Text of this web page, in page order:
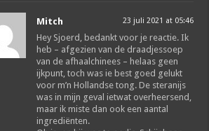
Mitch 23 juli 2021 at 05:46
Hey Sjoerd, bedankt voor je reactie. Ik
heb – afgezien van de draadjessoep
van de afhaalchinees – helaas geen
ijkpunt, toch was ie best goed gelukt
voor m’n Hollandse tong. De steranijs
was in mijn geval ietwat overheersend,
maar ik miste dan ook een aantal
ingrediënten.